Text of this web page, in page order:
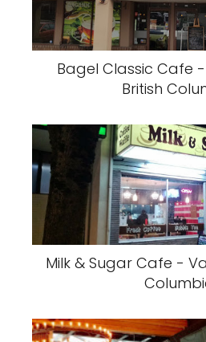
Bagel Classic Cafe
British
Milk & Sugar Cafe -